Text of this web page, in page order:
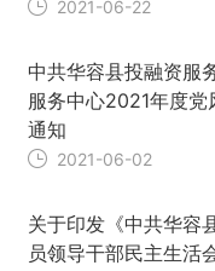
2021-06-22
中共华容县投融资服
服务中心2021年度
通知
2021-06-02
关于印发《中共华容
员领导干部民主生活